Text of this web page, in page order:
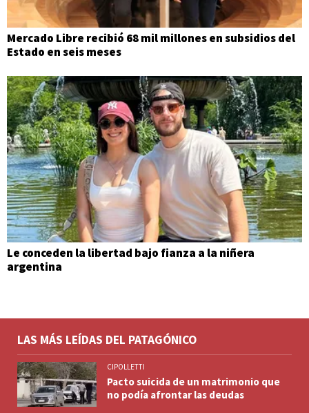
Mercado Libre recibió 68 mil millones en subsidios del
Estado en seis meses
Le conceden la libertad bajo fianza a la niñera
argentina
LAS MÁS LEÍDAS DEL PATAGÓNICO
CIPOLLETTI
Pacto suicida de un matrimonio que
no podía afrontar las deudas